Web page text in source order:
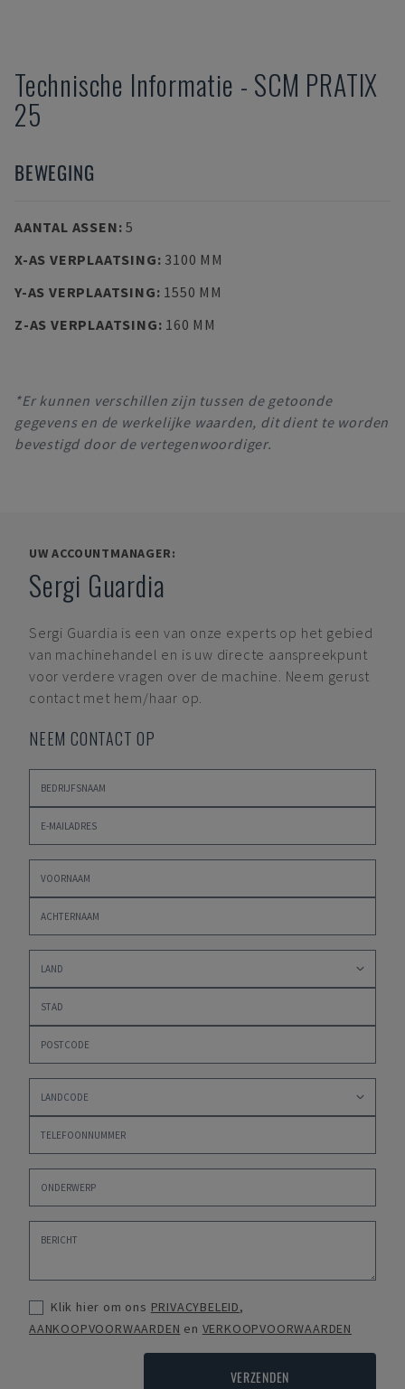
Technische Informatie - SCM PRATIX
25
BEWEGING
AANTAL ASSEN:5
X-AS VERPLAATSING: 3100 MM
Y-AS VERPLAATSING: 1550 MM
Z-AS VERPLAATSING: 160 MM
*Er kunnen verschillen zijn tussen de getoonde
gegevens en de werkelijke waarden, dit dient te worden
bevestigd door de vertegenwoordiger.
UW ACCOUNTMANAGER:
Sergi Guardia
Sergi Guardia is een van onze experts op het gebied
van machinehandel en is uw directe aanspreekpunt
voor verdere vragen over de machine. Neem gerust
contact met hem/haar op.
NEEM CONTACT OP
Klik hier om ons PRIVACYBELEID,
AANKOOPVOORWAARDEN en VERKOOPVOORWAARDEN
VERZENDEN